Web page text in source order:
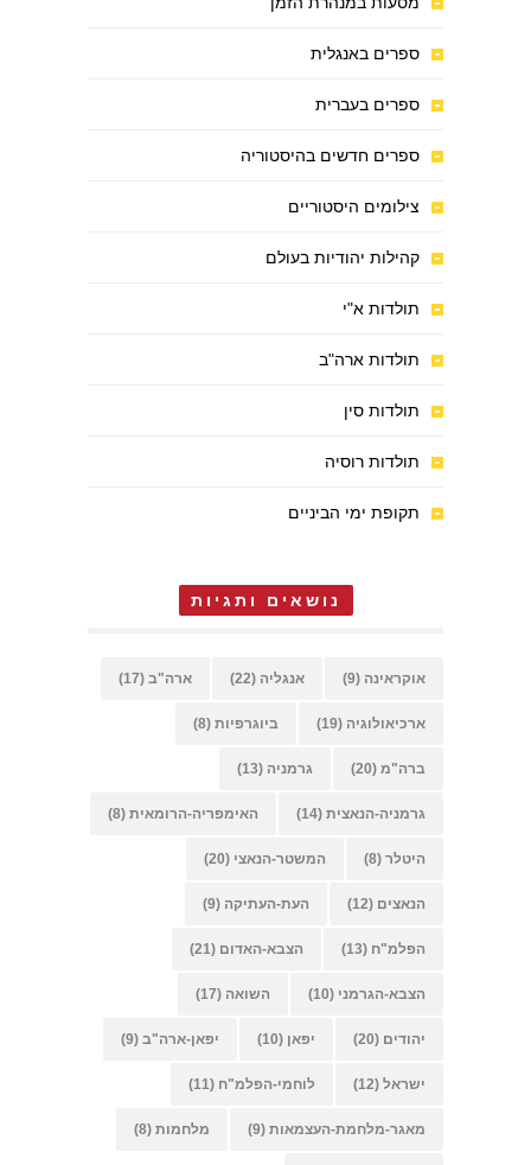
ספרים באנגלית
ספרים בעברית
ספרים חדשים בהיסטוריה
צילומים היסטוריים
קהילות יהודיות בעולם
תולדות א"י
תולדות ארה"ב
תולדות סין
תולדות רוסיה
תקופת ימי הביניים
נושאים ותגיות
אוקראינה (9) אנגליה (22) ארה"ב (17)
ארכיאולוגיה (19) ביוגרפיות (8)
ברה"מ (20) גרמניה (13)
גרמניה-הנאצית (14) האימפריה-הרומאית (8)
היטלר (8) המשטר-הנאצי (20)
הנאצים (12) העת-העתיקה (9)
הפלמ"ח (13) הצבא-האדום (21)
הצבא-הגרמני (10) השואה (17)
יהודים (20) יפאן (10) יפאן-ארה"ב (9)
ישראל (12) לוחמי-הפלמ"ח (11)
מאגר-מלחמת-העצמאות (9) מלחמות (8)